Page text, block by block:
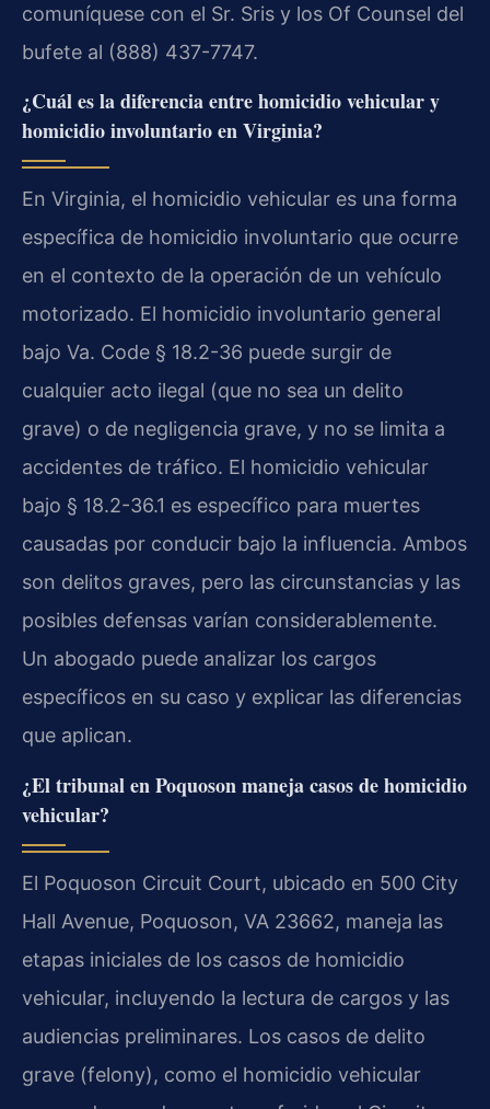
comuníquese con el Sr. Sris y los Of Counsel del
bufete al (888) 437-7747.
¿Cuál es la diferencia entre homicidio vehicular y
homicidio involuntario en Virginia?
En Virginia, el homicidio vehicular es una forma
específica de homicidio involuntario que ocurre
en el contexto de la operación de un vehículo
motorizado. El homicidio involuntario general
bajo Va. Code § 18.2-36 puede surgir de
cualquier acto ilegal (que no sea un delito
grave) o de negligencia grave, y no se limita a
accidentes de tráfico. El homicidio vehicular
bajo § 18.2-36.1 es específico para muertes
causadas por conducir bajo la influencia. Ambos
son delitos graves, pero las circunstancias y las
posibles defensas varían considerablemente.
Un abogado puede analizar los cargos
específicos en su caso y explicar las diferencias
que aplican.
¿El tribunal en Poquoson maneja casos de homicidio
vehicular?
El Poquoson Circuit Court, ubicado en 500 City
Hall Avenue, Poquoson, VA 23662, maneja las
etapas iniciales de los casos de homicidio
vehicular, incluyendo la lectura de cargos y las
audiencias preliminares. Los casos de delito
grave (felony), como el homicidio vehicular